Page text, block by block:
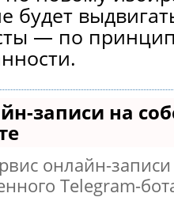
будет
— по
записи на
онлайн-
Telegram-